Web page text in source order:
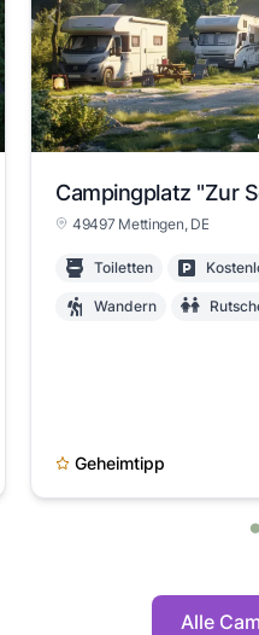
49497 Mettingen, DE
Toiletten
Wandern
Geheimtipp
Alle